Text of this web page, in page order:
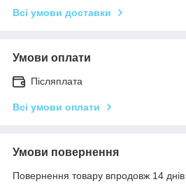
Всі умови доставки
Умови оплати
Післяплата
Всі умови оплати
Умови повернення
Повернення товару впродовж 14